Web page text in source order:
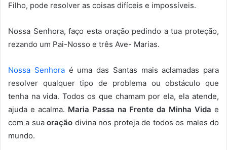
Filho, pode resolver as coisas difíceis e impossíveis.
Nossa Senhora, faço esta oração pedindo a tua proteção,
rezando um Pai-Nosso e três Ave- Marias.
Nossa Senhoraé uma das Santas mais aclamadas para
resolver qualquer tipo de problema ou obstáculo que
tenha na vida. Todos os que chamam por ela, ela atende,
ajuda e acalma. Maria Passa na Frente da Minha Vida e
com a suaoração divina nos proteja de todos os males do
mundo.